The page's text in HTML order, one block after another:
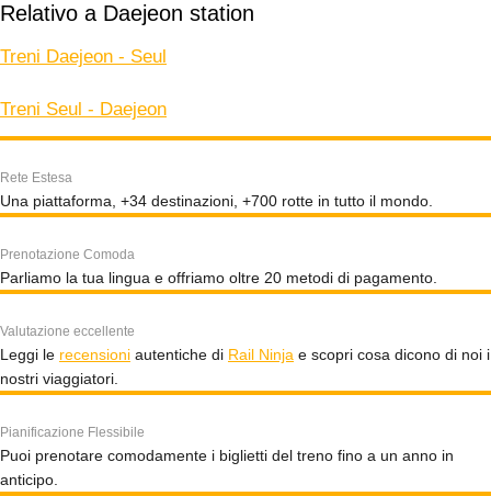
Relativo a Daejeon station
Treni Daejeon - Seul
Treni Seul - Daejeon
Rete Estesa
Una piattaforma, +34 destinazioni, +700 rotte in tutto il mondo.
Prenotazione Comoda
Parliamo la tua lingua e offriamo oltre 20 metodi di pagamento.
Valutazione eccellente
Leggi le recensioni autentiche di Rail Ninja e scopri cosa dicono di noi i
nostri viaggiatori.
Pianificazione Flessibile
Puoi prenotare comodamente i biglietti del treno fino a un anno in
anticipo.